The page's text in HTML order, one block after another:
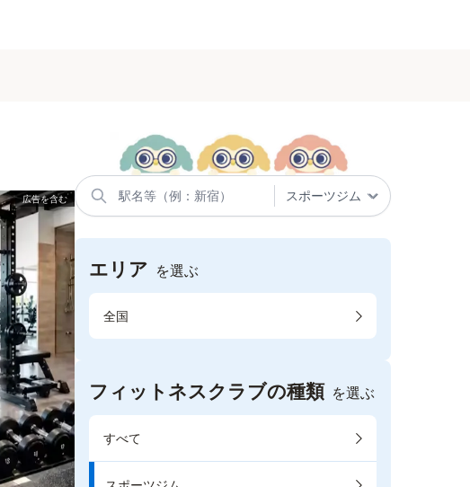
エリア を選ぶ
全国
フィットネスクラブの種類 を選ぶ
すべて